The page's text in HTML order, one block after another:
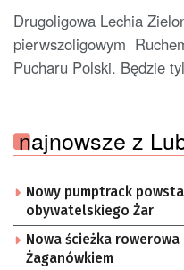
Drugoligowa Lechia
pierwszoligowym
Pucharu Polski. Będzie
najnowsze z
Nowy pumptrack
obywatelskiego Żar
Nowa ścieżka rowerowa
Żaganówkiem